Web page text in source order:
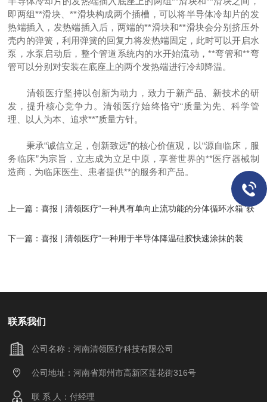
即两组**滑块、**滑块构成两个插槽，可以将半导体冷却片的发
热端插入，发热端插入后，两端的**滑块和**滑块会分别挤压外
壳内的弹簧，利用弹簧的回复力将发热端固定，此时可以开启水
泵，水泵启动后，整个管道系统内的水开始流动，**弯管和**弯
管可以分别对安装在底座上的两个发热端进行冷却降温。
清领医疗坚持以创新为动力，致力于新产品、新技术的研
发，提升核心竞争力。清领医疗始终恪守“质量为先、科学管
理、以人为本、追求**”质量方针。
秉承“诚信立足，创新致远”的核心价值观，以“源自临床，服
务临床”为宗旨，立志成为立足中原，享誉世界的**医疗器械制
造商，为临床医生、患者提供**的服务和产品。
上一篇：喜报 | 清领医疗“一种具有单向止流功能的分体循环水箱”获
实用新型**！
下一篇：喜报 | 清领医疗“一种用于半导体降温硅胶快速涂抹的装
联系我们
公司名称：河南清领医疗科技有限公司
公司地址：河南省郑州市高新区莲花街316号
联 系 人：付经理